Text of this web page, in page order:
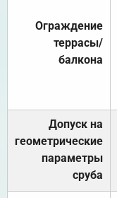
Ограждение
террасы/
балкона
Допуск на
геометрические
параметры
сруба